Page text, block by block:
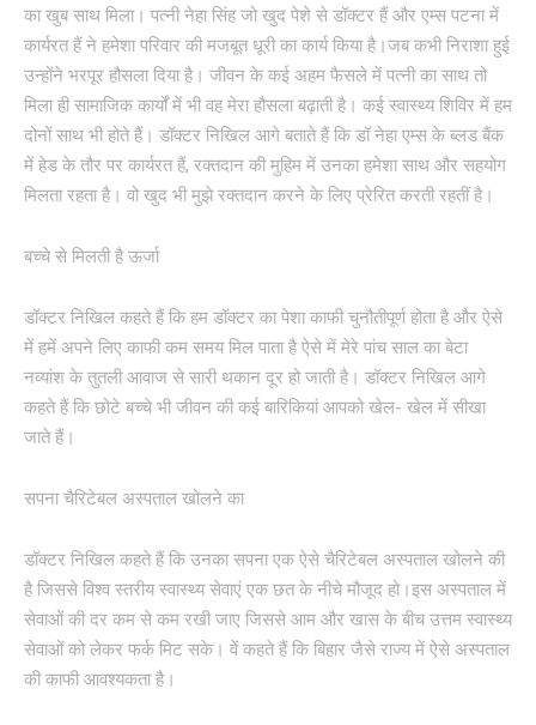
का खुब साथ मिला। पत्नी नेहा सिंह जो खुद पेशे से डॉक्टर हैं और एम्स पटना में
कार्यरत हैं ने हमेशा परिवार की मजबूत धूरी का कार्य किया है।जब कभी निराशा हुई
उन्होंने भरपूर हौसला दिया है। जीवन के कई अहम फैसले में पत्नी का साथ तो
मिला ही सामाजिक कार्यों में भी वह मेरा हौसला बढ़ाती है। कई स्वास्थ्य शिविर में हम
दोनों साथ भी होते हैं। डॉक्टर निखिल आगे बताते हैं कि डॉ नेहा एम्स के ब्लड बैंक
में हेड के तौर पर कार्यरत हैं, रक्तदान की मुहिम में उनका हमेशा साथ और सहयोग
मिलता रहता है। वो खुद भी मुझे रक्तदान करने के लिए प्रेरित करती रहतीं है।
बच्चे से मिलती है ऊर्जा
डॉक्टर निखिल कहते हैं कि हम डॉक्टर का पेशा काफी चुनौतीपूर्ण होता है और ऐसे
में हमें अपने लिए काफी कम समय मिल पाता है ऐसे में मेरे पांच साल का बेटा
नव्यांश के तुतली आवाज से सारी थकान दूर हो जाती है। डॉक्टर निखिल आगे
कहते हैं कि छोटे बच्चे भी जीवन की कई बारिकियां आपको खेल- खेल में सीखा
जाते हैं।
सपना चैरिटेबल अस्पताल खोलने का
डॉक्टर निखिल कहते हैं कि उनका सपना एक ऐसे चैरिटेबल अस्पताल खोलने की
है जिससे विश्व स्तरीय स्वास्थ्य सेवाएं एक छत के नीचे मौजूद हो।इस अस्पताल में
सेवाओं की दर कम से कम रखी जाए जिससे आम और खास के बीच उत्तम स्वास्थ्य
सेवाओं को लेकर फर्क मिट सके। वें कहते हैं कि बिहार जैसे राज्य में ऐसे अस्पताल
की काफी आवश्यकता है।